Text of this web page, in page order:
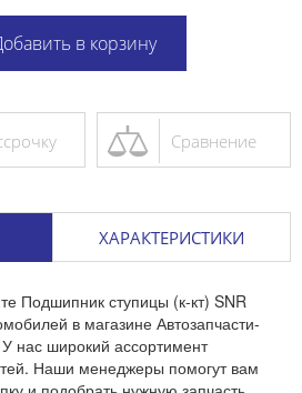
в корзину
Сравнение
ХАРАКТЕРИСТИКИ
Подшипник ступицы (к-кт) SNR
в магазине Автозапчасти-
нас широкий ассортимент
Наши менеджеры помогут вам